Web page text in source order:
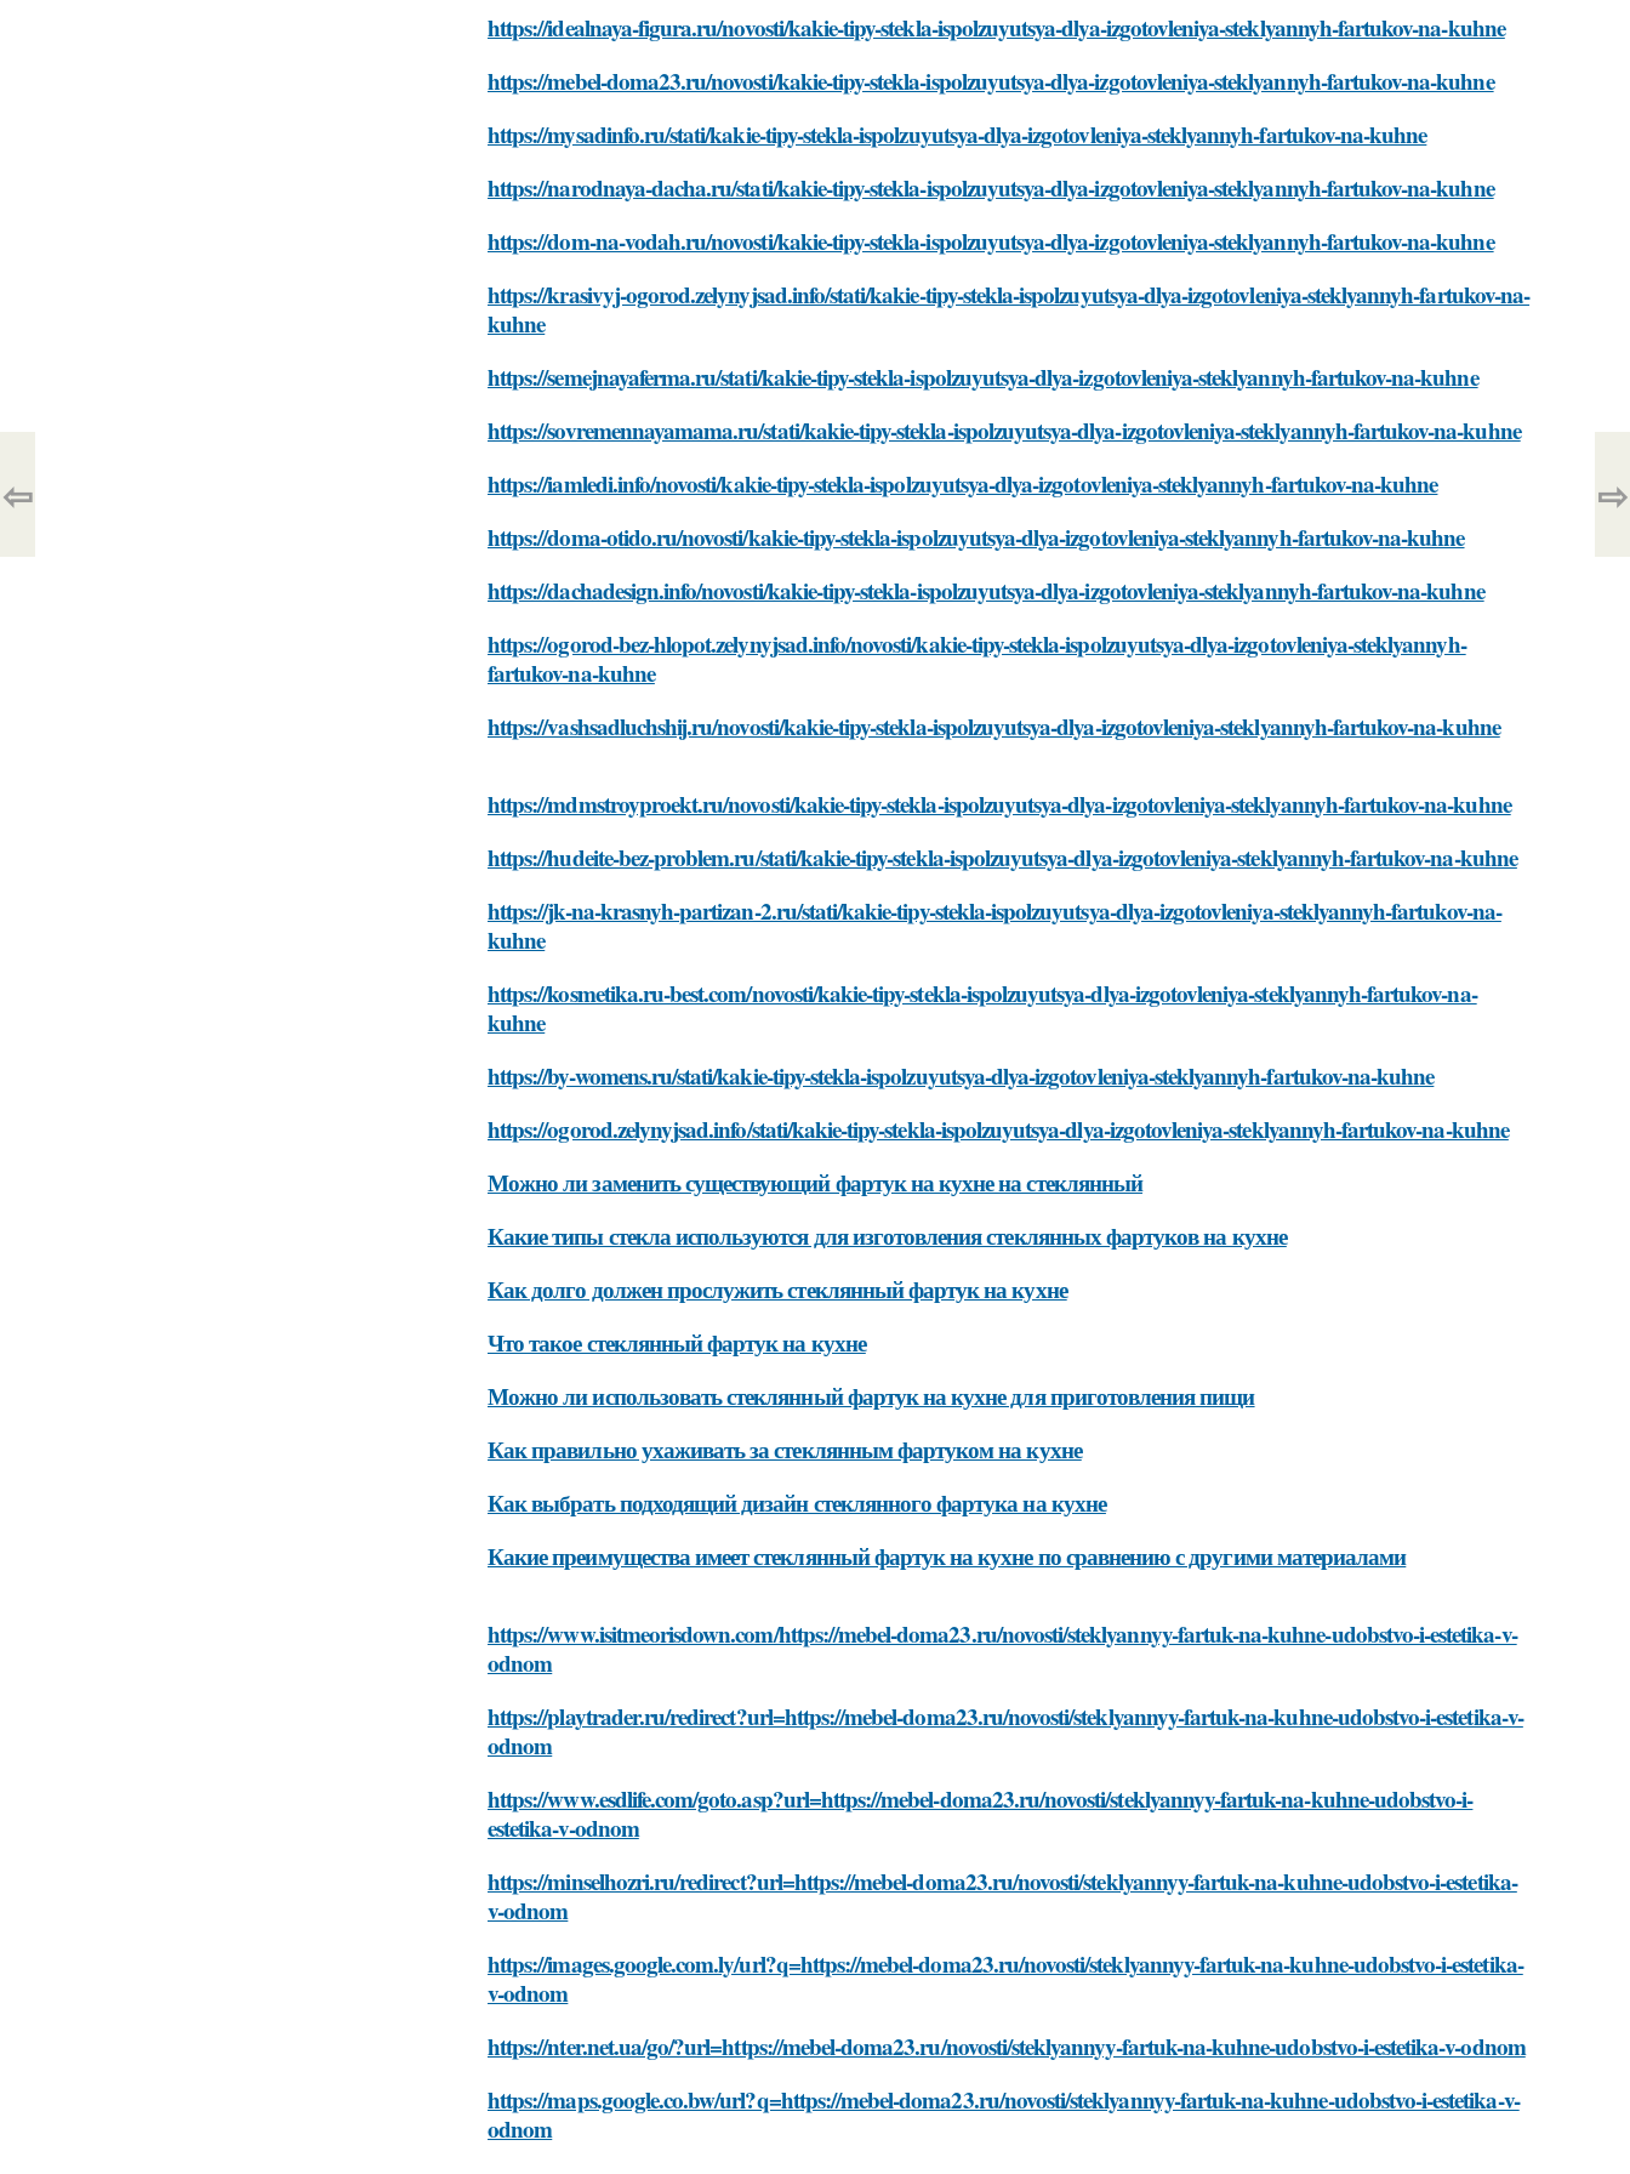
https://idealnaya-figura.ru/novosti/kakie-tipy-stekla-ispolzuyutsya-dlya-izgotovleniya-steklyannyh-fartukov-na-kuhne
https://mebel-doma23.ru/novosti/kakie-tipy-stekla-ispolzuyutsya-dlya-izgotovleniya-steklyannyh-fartukov-na-kuhne
https://mysadinfo.ru/stati/kakie-tipy-stekla-ispolzuyutsya-dlya-izgotovleniya-steklyannyh-fartukov-na-kuhne
https://narodnaya-dacha.ru/stati/kakie-tipy-stekla-ispolzuyutsya-dlya-izgotovleniya-steklyannyh-fartukov-na-kuhne
https://dom-na-vodah.ru/novosti/kakie-tipy-stekla-ispolzuyutsya-dlya-izgotovleniya-steklyannyh-fartukov-na-kuhne
https://krasivyj-ogorod.zelynyjsad.info/stati/kakie-tipy-stekla-ispolzuyutsya-dlya-izgotovleniya-steklyannyh-fartukov-na-
kuhne
https://semejnayaferma.ru/stati/kakie-tipy-stekla-ispolzuyutsya-dlya-izgotovleniya-steklyannyh-fartukov-na-kuhne
https://sovremennayamama.ru/stati/kakie-tipy-stekla-ispolzuyutsya-dlya-izgotovleniya-steklyannyh-fartukov-na-kuhne
https://iamledi.info/novosti/kakie-tipy-stekla-ispolzuyutsya-dlya-izgotovleniya-steklyannyh-fartukov-na-kuhne
https://doma-otido.ru/novosti/kakie-tipy-stekla-ispolzuyutsya-dlya-izgotovleniya-steklyannyh-fartukov-na-kuhne
https://dachadesign.info/novosti/kakie-tipy-stekla-ispolzuyutsya-dlya-izgotovleniya-steklyannyh-fartukov-na-kuhne
https://ogorod-bez-hlopot.zelynyjsad.info/novosti/kakie-tipy-stekla-ispolzuyutsya-dlya-izgotovleniya-steklyannyh-
fartukov-na-kuhne
https://vashsadluchshij.ru/novosti/kakie-tipy-stekla-ispolzuyutsya-dlya-izgotovleniya-steklyannyh-fartukov-na-kuhne
https://mdmstroyproekt.ru/novosti/kakie-tipy-stekla-ispolzuyutsya-dlya-izgotovleniya-steklyannyh-fartukov-na-kuhne
https://hudeite-bez-problem.ru/stati/kakie-tipy-stekla-ispolzuyutsya-dlya-izgotovleniya-steklyannyh-fartukov-na-kuhne
https://jk-na-krasnyh-partizan-2.ru/stati/kakie-tipy-stekla-ispolzuyutsya-dlya-izgotovleniya-steklyannyh-fartukov-na-
kuhne
https://kosmetika.ru-best.com/novosti/kakie-tipy-stekla-ispolzuyutsya-dlya-izgotovleniya-steklyannyh-fartukov-na-
kuhne
https://by-womens.ru/stati/kakie-tipy-stekla-ispolzuyutsya-dlya-izgotovleniya-steklyannyh-fartukov-na-kuhne
https://ogorod.zelynyjsad.info/stati/kakie-tipy-stekla-ispolzuyutsya-dlya-izgotovleniya-steklyannyh-fartukov-na-kuhne
Можно ли заменить существующий фартук на кухне на стеклянный
Какие типы стекла используются для изготовления стеклянных фартуков на кухне
Как долго должен прослужить стеклянный фартук на кухне
Что такое стеклянный фартук на кухне
Можно ли использовать стеклянный фартук на кухне для приготовления пищи
Как правильно ухаживать за стеклянным фартуком на кухне
Как выбрать подходящий дизайн стеклянного фартука на кухне
Какие преимущества имеет стеклянный фартук на кухне по сравнению с другими материалами
https://www.isitmeorisdown.com/https://mebel-doma23.ru/novosti/steklyannyy-fartuk-na-kuhne-udobstvo-i-estetika-v-
odnom
https://playtrader.ru/redirect?url=https://mebel-doma23.ru/novosti/steklyannyy-fartuk-na-kuhne-udobstvo-i-estetika-v-
odnom
https://www.esdlife.com/goto.asp?url=https://mebel-doma23.ru/novosti/steklyannyy-fartuk-na-kuhne-udobstvo-i-
estetika-v-odnom
https://minselhozri.ru/redirect?url=https://mebel-doma23.ru/novosti/steklyannyy-fartuk-na-kuhne-udobstvo-i-estetika-
v-odnom
https://images.google.com.ly/url?q=https://mebel-doma23.ru/novosti/steklyannyy-fartuk-na-kuhne-udobstvo-i-estetika-
v-odnom
https://nter.net.ua/go/?url=https://mebel-doma23.ru/novosti/steklyannyy-fartuk-na-kuhne-udobstvo-i-estetika-v-odnom
https://maps.google.co.bw/url?q=https://mebel-doma23.ru/novosti/steklyannyy-fartuk-na-kuhne-udobstvo-i-estetika-v-
odnom
⇦ ⇨